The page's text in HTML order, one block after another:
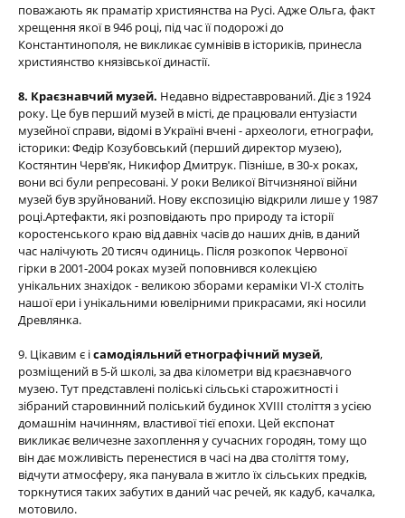
поважають як праматір християнства на Русі. Адже Ольга, факт
хрещення якої в 946 році, під час її подорожі до
Константинополя, не викликає сумнівів в істориків, принесла
християнство князівської династії.
8. Краєзнавчий музей. Недавно відреставрований. Діє з 1924
року. Це був перший музей в місті, де працювали ентузіасти
музейної справи, відомі в Україні вчені - археологи, етнографи,
історики: Федір Козубовський (перший директор музею),
Костянтин Черв'як, Никифор Дмитрук. Пізніше, в 30-х роках,
вони всі були репресовані. У роки Великої Вітчизняної війни
музей був зруйнований. Нову експозицію відкрили лише у 1987
році.Артефакти, які розповідають про природу та історії
коростенського краю від давніх часів до наших днів, в даний
час налічують 20 тисяч одиниць. Після розкопок Червоної
гірки в 2001-2004 роках музей поповнився колекцією
унікальних знахідок - великою зборами кераміки VI-X століть
нашої ери і унікальними ювелірними прикрасами, які носили
Древлянка.
9. Цікавим є ісамодіяльний етнографічний музей,
розміщений в 5-й школі, за два кілометри від краєзнавчого
музею. Тут представлені поліські сільські старожитності і
зібраний старовинний поліський будинок XVIII століття з усією
домашнім начинням, властивої тієї епохи. Цей експонат
викликає величезне захоплення у сучасних городян, тому що
він дає можливість перенестися в часі на два століття тому,
відчути атмосферу, яка панувала в житло їх сільських предків,
торкнутися таких забутих в даний час речей, як кадуб, качалка,
мотовило.